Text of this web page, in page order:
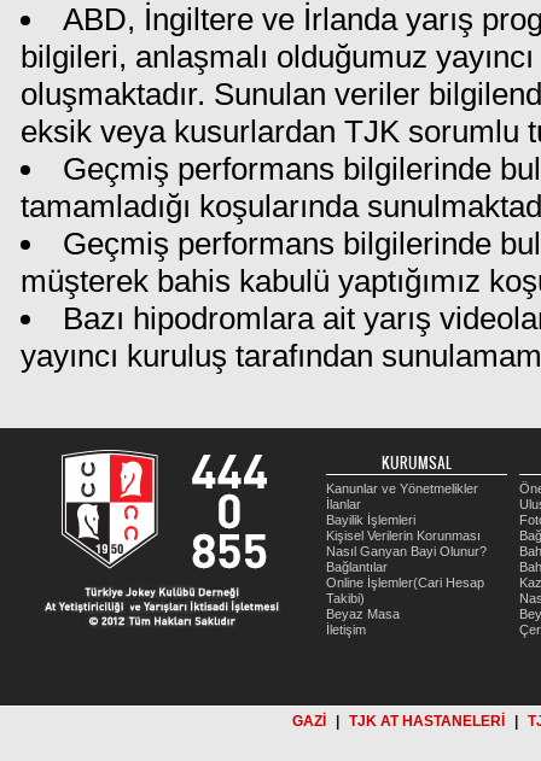
ABD, İngiltere ve İrlanda yarış
bilgileri, anlaşmalı olduğumuz
oluşmaktadır. Sunulan veriler
eksik veya kusurlardan TJK sorumlu
Geçmiş performans bilgilerinde
tamamladığı koşularında
Geçmiş performans bilgilerinde
müşterek bahis kabulü yaptığımız
Bazı hipodromlara ait yarış
yayıncı kuruluş tarafından
KURUMSAL
Kanunlar ve Yönetmelikler
İlanlar
Bayilik İşlemleri
Kişisel Verilerin Korunması
Nasıl Ganyan Bayi Olunur?
Bağlantılar
Online İşlemler(Cari Hesap
Takibi)
Beyaz Masa
İletişim
GAZİ TJK AT HASTANELERİ